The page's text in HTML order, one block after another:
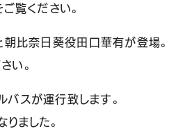
覧ください。
比奈日葵役田口華有が登場。
い。
スが運行致します。
ました。